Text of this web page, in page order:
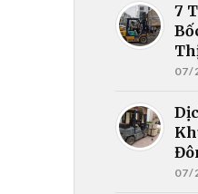
7
07/
07/